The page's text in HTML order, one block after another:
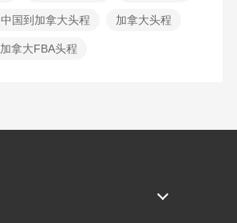
中国到加拿大头程 加拿大头程
加拿大FBA头程